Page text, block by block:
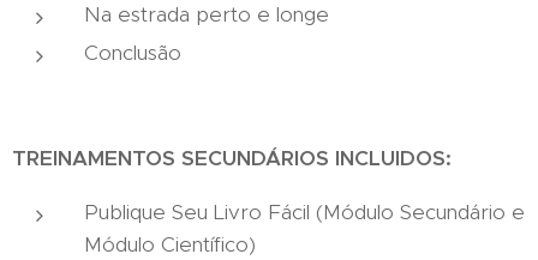
Na estrada perto e longe
Conclusão
TREINAMENTOS SECUNDÁRIOS INCLUIDOS:
Publique Seu Livro Fácil (Módulo Secundário e
Módulo Científico)